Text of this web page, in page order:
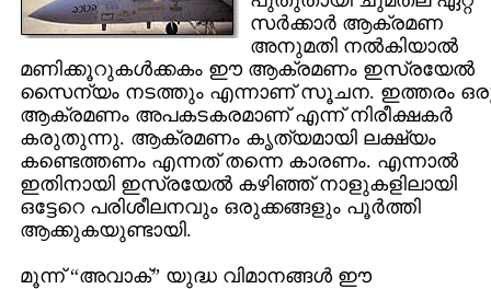
സര്‍ക്കാര്‍ ആക്രമണ
അനുമതി നല്‍കിയാല്‍
മണിക്കൂറുകള്‍ക്കകം ഈ ആക്രമണം ഇസ്രയേല്‍
സൈന്യം നടത്തും എന്നാണ് സൂചന. ഇത്തരം
ആക്രമണം അപകടകരമാണ് എന്ന് നിരീക്ഷകര്‍
കരുതുന്നു. ആക്രമണം കൃത്യമായി ലക്ഷ്യം
കണ്ടെത്തണം എന്നത് തന്നെ കാരണം. എന്നാല്‍
ഇതിനായി ഇസ്രയേല്‍ കഴിഞ്ഞ് നാളുകളിലായി
ഒട്ടേറെ പരിശീലനവും ഒരുക്കങ്ങളും പൂര്‍ത്തി
ആക്കുകയുണ്ടായി.
മൂന്ന് “അവാക്” യുദ്ധ വിമാനങ്ങള്‍ ഈ